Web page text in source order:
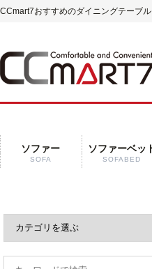
CCmart7おすすめのダイニングテーブル
ソファー
SOFA
ソファーベッ
SOFABED